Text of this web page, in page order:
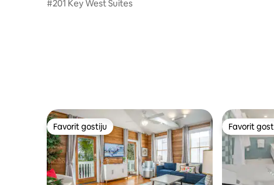
#201 Key West Suites
Favorit gostiju
Favorit gostiju Favorit
Favorit